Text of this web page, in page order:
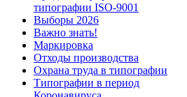
типографии ISO-9001
Выборы 2026
Важно знать!
Маркировка
Отходы производства
Охрана труда в типографии
Типографии в период